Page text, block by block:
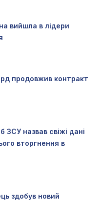
вийшла в лідери
продовжив контракт
ЗСУ назвав свіжі дані
вторгнення в
здобув новий